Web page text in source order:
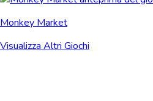
Monkey Market
Visualizza Altri Giochi